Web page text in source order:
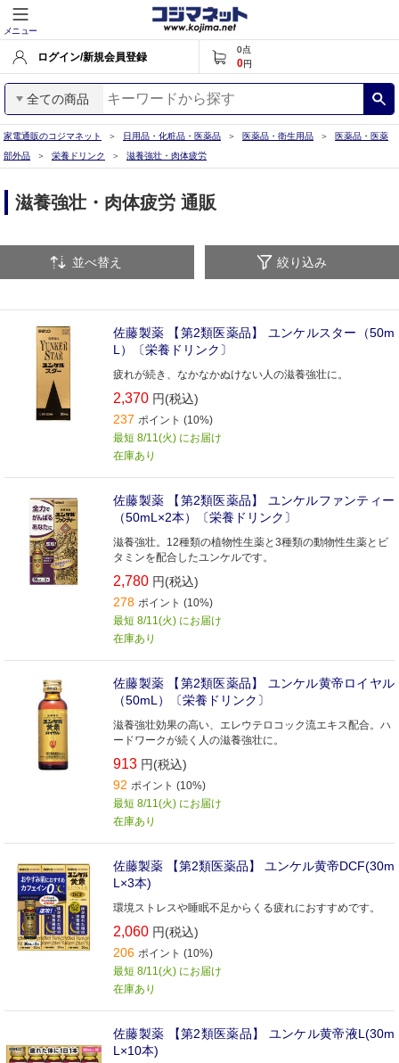
メニュー
ログイン/新規会員登録
0点
0円
全ての商品
家電通販のコジマネット 日用品・化粧品・医薬品 医薬品・衛生用品
医薬品・医薬
部外品
栄養ドリンク 滋養強壮・肉体疲労
滋養強壮・肉体疲労 通販
並べ替え 絞り込み
佐藤製薬 【第2類医薬品】 ユンケルスター（50m
L）〔栄養ドリンク〕
疲れが続き、なかなかぬけない人の滋養強壮に。
2,370 円(税込)
237 ポイント (10%)
最短 8/11(火) にお届け
在庫あり
佐藤製薬 【第2類医薬品】 ユンケルファンティー
（50mL×2本）〔栄養ドリンク〕
滋養強壮。12種類の植物性生薬と3種類の動物性生薬とビ
タミンを配合したユンケルです。
2,780 円(税込)
278 ポイント (10%)
最短 8/11(火) にお届け
在庫あり
佐藤製薬 【第2類医薬品】 ユンケル黄帝ロイヤル
（50mL）〔栄養ドリンク〕
滋養強壮効果の高い、エレウテロコック流エキス配合。ハ
ードワークが続く人の滋養強壮に。
913 円(税込)
92 ポイント (10%)
最短 8/11(火) にお届け
在庫あり
佐藤製薬 【第2類医薬品】 ユンケル黄帝DCF(30m
L×3本)
環境ストレスや睡眠不足からくる疲れにおすすめです。
2,060 円(税込)
206 ポイント (10%)
最短 8/11(火) にお届け
在庫あり
佐藤製薬 【第2類医薬品】 ユンケル黄帝液L(30m
L×10本)